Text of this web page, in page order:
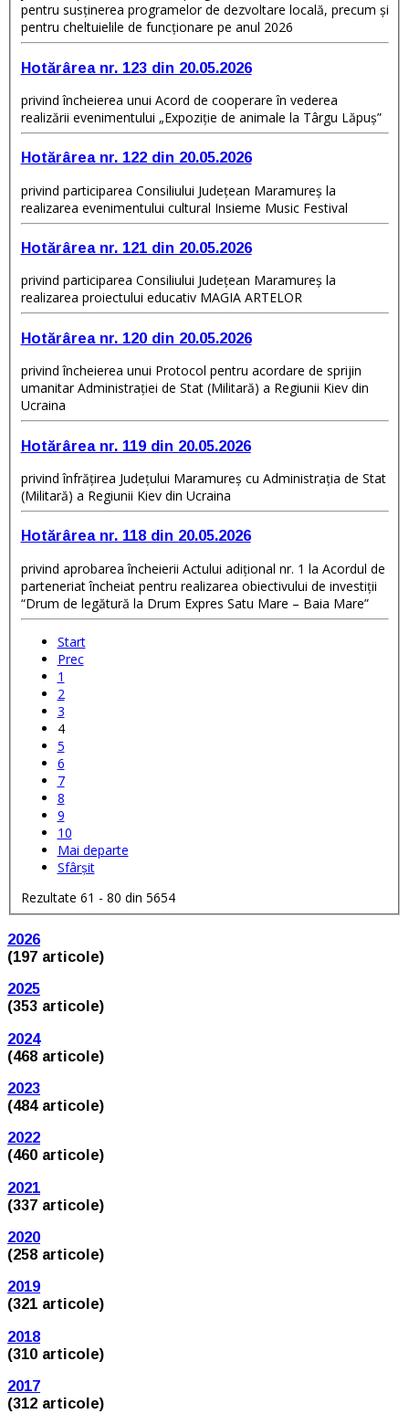
pentru susţinerea programelor de dezvoltare locală, precum și
pentru cheltuielile de funcționare pe anul 2026
Hotărârea nr. 123 din 20.05.2026
privind încheierea unui Acord de cooperare în vederea
realizării evenimentului „Expoziție de animale la Târgu Lăpuș”
Hotărârea nr. 122 din 20.05.2026
privind participarea Consiliului Județean Maramureş la
realizarea evenimentului cultural Insieme Music Festival
Hotărârea nr. 121 din 20.05.2026
privind participarea Consiliului Județean Maramureș la
realizarea proiectului educativ MAGIA ARTELOR
Hotărârea nr. 120 din 20.05.2026
privind încheierea unui Protocol pentru acordare de sprijin
umanitar Administrației de Stat (Militară) a Regiunii Kiev din
Ucraina
Hotărârea nr. 119 din 20.05.2026
privind înfrățirea Județului Maramureș cu Administrația de Stat
(Militară) a Regiunii Kiev din Ucraina
Hotărârea nr. 118 din 20.05.2026
privind aprobarea încheierii Actului adițional nr. 1 la Acordul de
parteneriat încheiat pentru realizarea obiectivului de investiții
“Drum de legătură la Drum Expres Satu Mare – Baia Mare”
Start
Prec
1
2
3
4
5
6
7
8
9
10
Mai departe
Sfârșit
Rezultate 61 - 80 din 5654
2026
(197 articole)
2025
(353 articole)
2024
(468 articole)
2023
(484 articole)
2022
(460 articole)
2021
(337 articole)
2020
(258 articole)
2019
(321 articole)
2018
(310 articole)
2017
(312 articole)